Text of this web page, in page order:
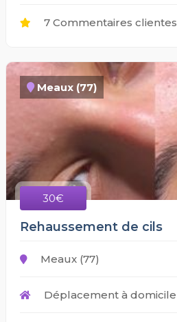
7 Commentaires clientes
Meaux (77)
30€
Rehaussement de cils
Meaux (77)
Déplacement à domicile